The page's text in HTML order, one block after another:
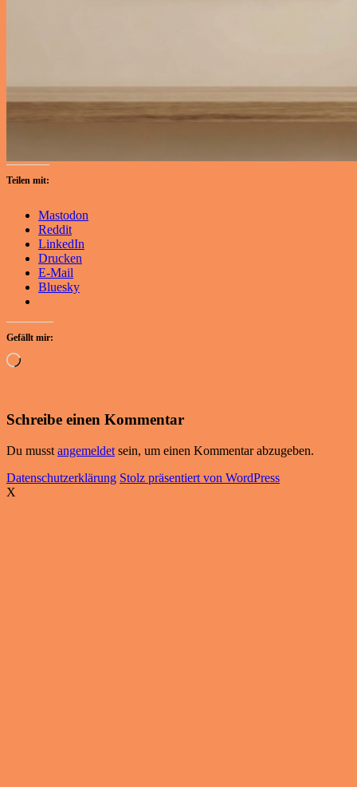
Teilen mit:
Mastodon
Reddit
LinkedIn
Drucken
E-Mail
Bluesky
Gefällt mir:
Wird
Schreibe einen Kommentar
Du musst angemeldet sein, um einen Kommentar abzugeben.
Datenschutzerklärung Stolz präsentiert von WordPress
X